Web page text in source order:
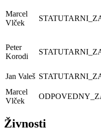
Marcel
Vlček
Peter
Korodi
Jan Valeš
Marcel
Vlček
Živnosti